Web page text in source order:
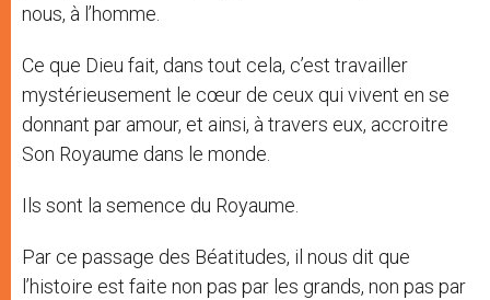
nous, à l’homme.
Ce que Dieu fait, dans tout cela, c’est travailler
mystérieusement le cœur de ceux qui vivent en se
donnant par amour, et ainsi, à travers eux, accroitre
Son Royaume dans le monde.
Ils sont la semence du Royaume.
Par ce passage des Béatitudes, il nous dit que
l’histoire est faite non pas par les grands, non pas par